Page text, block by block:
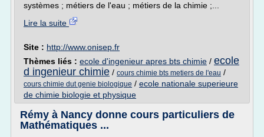
systèmes ; métiers de l'eau ; métiers de la chimie ;...
Lire la suite
Site : http://www.onisep.fr
Thèmes liés : ecole d'ingenieur apres bts chimie / ecole
d ingenieur chimie / cours chimie bts metiers de l'eau /
cours chimie dut genie biologique / ecole nationale superieure
de chimie biologie et physique
Rémy à Nancy donne cours particuliers de
Mathématiques ...